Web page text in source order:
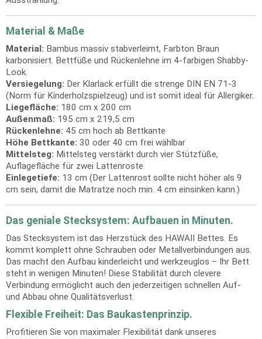
Material & Maße
Material: Bambus massiv stabverleimt, Farbton Braun
karbonisiert. Bettfüße und Rückenlehne im 4-farbigen Shabby-
Look.
Versiegelung: Der Klarlack erfüllt die strenge DIN EN 71-3
(Norm für Kinderholzspielzeug) und ist somit ideal für Allergiker.
Liegefläche: 180 cm x 200 cm
Außenmaß: 195 cm x 219,5 cm
Rückenlehne: 45 cm hoch ab Bettkante
Höhe Bettkante: 30 oder 40 cm frei wählbar
Mittelsteg: Mittelsteg verstärkt durch vier Stützfüße,
Auflagefläche für zwei Lattenroste
Einlegetiefe: 13 cm (Der Lattenrost sollte nicht höher als 9
cm sein, damit die Matratze noch min. 4 cm einsinken kann.)
Das geniale Stecksystem: Aufbauen in Minuten.
Das Stecksystem ist das Herzstück des HAWAII Bettes. Es
kommt komplett ohne Schrauben oder Metallverbindungen aus.
Das macht den Aufbau kinderleicht und werkzeuglos – Ihr Bett
steht in wenigen Minuten! Diese Stabilität durch clevere
Verbindung ermöglicht auch den jederzeitigen schnellen Auf-
und Abbau ohne Qualitätsverlust.
Flexible Freiheit: Das Baukastenprinzip.
Profitieren Sie von maximaler Flexibilität dank unseres